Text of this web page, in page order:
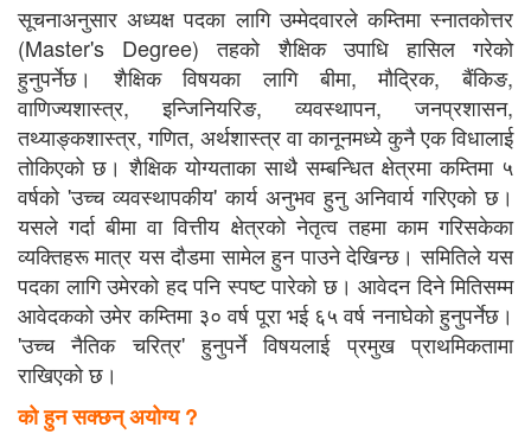
सूचनाअनुसार अध्यक्ष पदका लागि उम्मेदवारले कम्तिमा स्नातकोत्तर
(Master's Degree) तहको शैक्षिक उपाधि हासिल गरेको
हुनुपर्नेछ। शैक्षिक विषयका लागि बीमा, मौद्रिक, बैंकिङ,
वाणिज्यशास्त्र, इन्जिनियरिङ, व्यवस्थापन, जनप्रशासन,
तथ्याङ्कशास्त्र, गणित, अर्थशास्त्र वा कानूनमध्ये कुनै एक विधालाई
तोकिएको छ। शैक्षिक योग्यताका साथै सम्बन्धित क्षेत्रमा कम्तिमा ५
वर्षको 'उच्च व्यवस्थापकीय' कार्य अनुभव हुनु अनिवार्य गरिएको छ।
यसले गर्दा बीमा वा वित्तीय क्षेत्रको नेतृत्व तहमा काम गरिसकेका
व्यक्तिहरू मात्र यस दौडमा सामेल हुन पाउने देखिन्छ। समितिले यस
पदका लागि उमेरको हद पनि स्पष्ट पारेको छ। आवेदन दिने मितिसम्म
आवेदकको उमेर कम्तिमा ३० वर्ष पूरा भई ६५ वर्ष ननाघेको हुनुपर्नेछ।
'उच्च नैतिक चरित्र' हुनुपर्ने विषयलाई प्रमुख प्राथमिकतामा
राखिएको छ।
को हुन सक्छन् अयोग्य ?